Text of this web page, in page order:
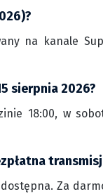
na kanale
sierpnia 2026?
18:00, w
Za